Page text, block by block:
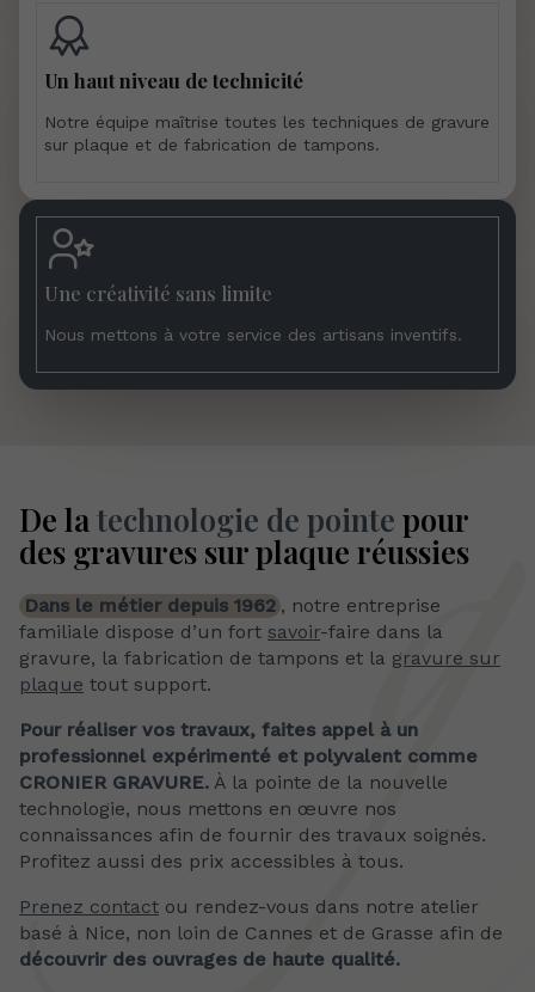
Un haut niveau de technicité
Notre équipe maîtrise toutes les techniques de gravure
sur plaque et de fabrication de tampons.
Une créativité sans limite
Nous mettons à votre service des artisans inventifs.
De latechnologie de pointe pour
des gravures sur plaque réussies
Dans le métier depuis 1962 , notre entreprise
familiale dispose d’un fortsavoir-faire dans la
gravure, la fabrication de tampons et la gravure sur
plaque tout support.
Pour réaliser vos travaux, faites appel à un
professionnel expérimenté et polyvalent comme
CRONIER GRAVURE. À la pointe de la nouvelle
technologie, nous mettons en œuvre nos
connaissances afin de fournir des travaux soignés.
Profitez aussi des prix accessibles à tous.
Prenez contact ou rendez-vous dans notre atelier
basé à Nice, non loin de Cannes et de Grasse afin de
découvrir des ouvrages de haute qualité.